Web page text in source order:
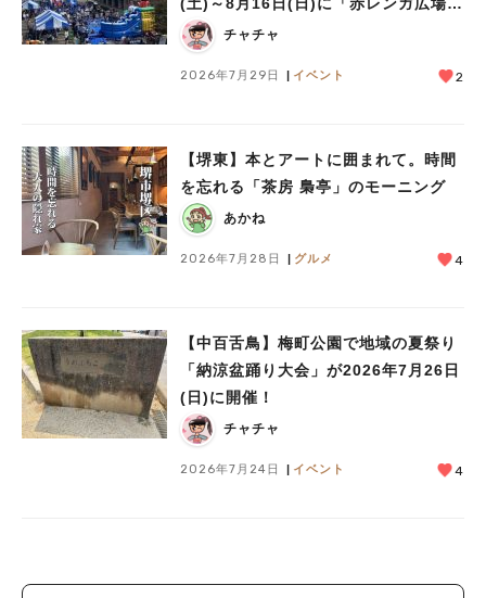
(土)～8月16日(日)に「赤レンガ広場
Kid’s Water PARK 2026」が開催
チャチャ
2026年7月29日 イベント 2
【堺東】本とアートに囲まれて。時間
を忘れる「茶房 梟亭」のモーニング
あかね
2026年7月28日 グルメ 4
【中百舌鳥】梅町公園で地域の夏祭り
「納涼盆踊り大会」が2026年7月26日
(日)に開催！
チャチャ
2026年7月24日 イベント 4